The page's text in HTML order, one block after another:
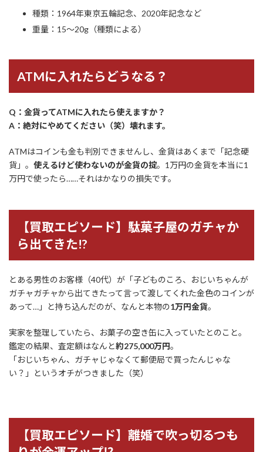
種類：1964年東京五輪記念、2020年記念など
重量：15〜20g（種類による）
ATMに入れたらどうなる？
Q：金貨ってATMに入れたら使えますか？
A：絶対にやめてください（笑）壊れます。
ATMはコインも金も判別できませんし、金貨はあくまで「記念硬
貨」。 使えるけど使わないのが金貨の掟。1万円の金貨を本当に1
万円で使ったら……それはかなりの損失です。
【買取エピソード】駄菓子屋のガチャか
ら出てきた!?
とある男性のお客様（40代）が「子どものころ、おじいちゃんが
ガチャガチャから出てきたって言って渡してくれた金色のコインが
あって…」と持ち込んだのが、なんと本物の1万円金貨。
実家を整理していたら、お菓子の空き缶に入っていたとのこと。
鑑定の結果、査定額はなんと約275,000万円。
「おじいちゃん、ガチャじゃなくて郵便局で買ったんじゃな
い？」というオチがつきました（笑）
【買取エピソード】離婚で吹っ切るつも